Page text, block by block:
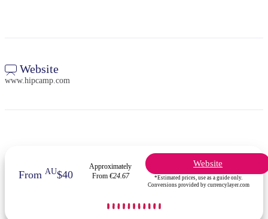
Website
www.hipcamp.com
FromAU$40
Approximately
From €24.67
Website
*Estimated prices, use as a guide only.
Conversions provided by currencylayer.com